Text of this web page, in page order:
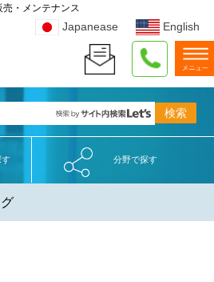
・メンテナンス
Japanease English
分野で探す